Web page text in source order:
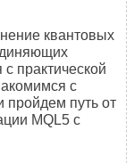
квантовых
практической
с
путь от
MQL5 с